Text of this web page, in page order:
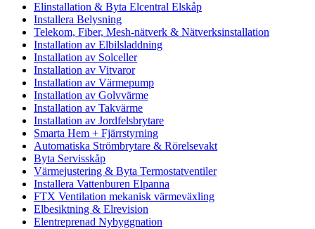
Elinstallation & Byta Elcentral Elskåp
Installera Belysning
Telekom, Fiber, Mesh-nätverk & Nätverksinstallation
Installation av Elbilsladdning
Installation av Solceller
Installation av Vitvaror
Installation av Värmepump
Installation av Golvvärme
Installation av Takvärme
Installation av Jordfelsbrytare
Smarta Hem + Fjärrstyrning
Automatiska Strömbrytare & Rörelsevakt
Byta Servisskåp
Värmejustering & Byta Termostatventiler
Installera Vattenburen Elpanna
FTX Ventilation mekanisk värmeväxling
Elbesiktning & Elrevision
Elentreprenad Nybyggnation